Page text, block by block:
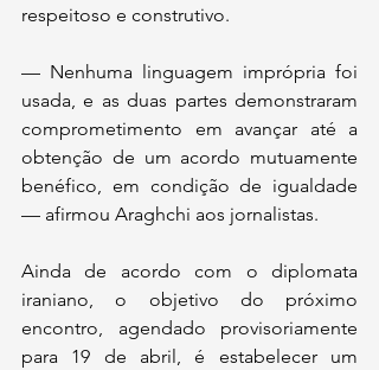
respeitoso e construtivo.
— Nenhuma linguagem imprópria foi
usada, e as duas partes demonstraram
comprometimento em avançar até a
obtenção de um acordo mutuamente
benéfico, em condição de igualdade
— afirmou Araghchi aos jornalistas.
Ainda de acordo com o diplomata
iraniano, o objetivo do próximo
encontro, agendado provisoriamente
para 19 de abril, é estabelecer um